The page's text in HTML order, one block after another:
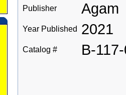
Publisher Agam
Year Published 2021
Catalog # B-